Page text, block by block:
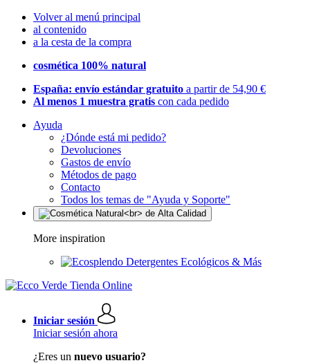
Volver al menú principal
al contenido
a la cesta de la compra
cosmética 100% natural
España: envío estándar gratuito a partir de 54,90 €
Al menos 1 muestra gratis con cada pedido
Ayuda
¿Dónde está mi pedido?
Devoluciones
Gastos de envío
Métodos de pago
Contacto
Todos los temas de "Ayuda y Soporte"
More inspiration
Detergentes Ecológicos & Más
Iniciar sesión
Iniciar sesión ahora
¿Eres un nuevo usuario?